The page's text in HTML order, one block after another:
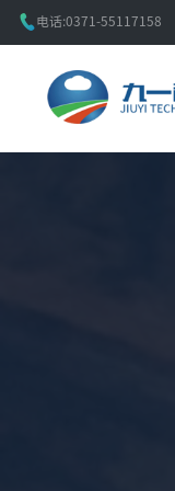
 电话:0371-55117158